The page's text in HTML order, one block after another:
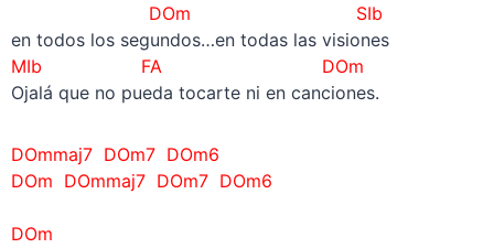
DOm SIb
en todos los segundos…en todas las visiones
MIb FA DOm
Ojalá que no pueda tocarte ni en canciones.
DOmmaj7 DOm7 DOm6
DOm DOmmaj7 DOm7 DOm6
DOm